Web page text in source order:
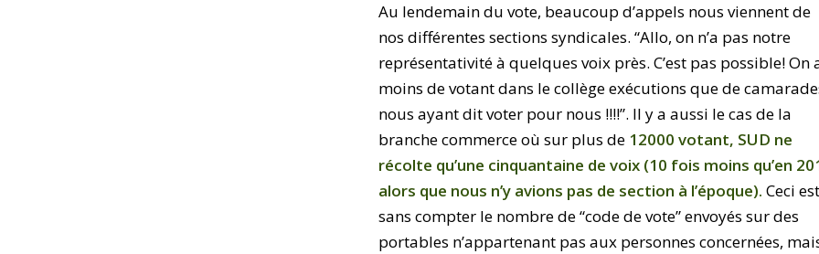
Au lendemain du vote, beaucoup d’appels nous viennent de
nos différentes sections syndicales. “Allo, on n’a pas notre
représentativité à quelques voix près. C’est pas possible! On
moins de votant dans le collège exécutions que de
nous ayant dit voter pour nous !!!!”. Il y a aussi le cas de la
branche commerce où sur plus de 12000 votant, SUD ne
récolte qu’une cinquantaine de voix (10 fois moins qu’en
alors que nous n’y avions pas de section à l’époque). Ceci est
sans compter le nombre de “code de vote” envoyés sur des
portables n’appartenant pas aux personnes concernées,